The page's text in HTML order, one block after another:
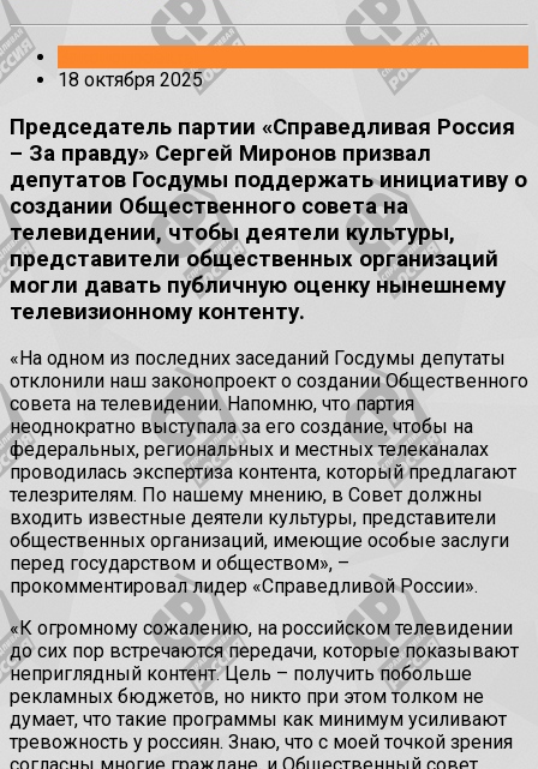
18 октября 2025
Председатель партии «Справедливая Россия
– За правду» Сергей Миронов призвал
депутатов Госдумы поддержать инициативу о
создании Общественного совета на
телевидении, чтобы деятели культуры,
представители общественных организаций
могли давать публичную оценку нынешнему
телевизионному контенту.
«На одном из последних заседаний Госдумы депутаты
отклонили наш законопроект о создании Общественного
совета на телевидении. Напомню, что партия
неоднократно выступала за его создание, чтобы на
федеральных, региональных и местных телеканалах
проводилась экспертиза контента, который предлагают
телезрителям. По нашему мнению, в Совет должны
входить известные деятели культуры, представители
общественных организаций, имеющие особые заслуги
перед государством и обществом», –
прокомментировал лидер «Справедливой России».
«К огромному сожалению, на российском телевидении
до сих пор встречаются передачи, которые показывают
неприглядный контент. Цель – получить побольше
рекламных бюджетов, но никто при этом толком не
думает, что такие программы как минимум усиливают
тревожность у россиян. Знаю, что с моей точкой зрения